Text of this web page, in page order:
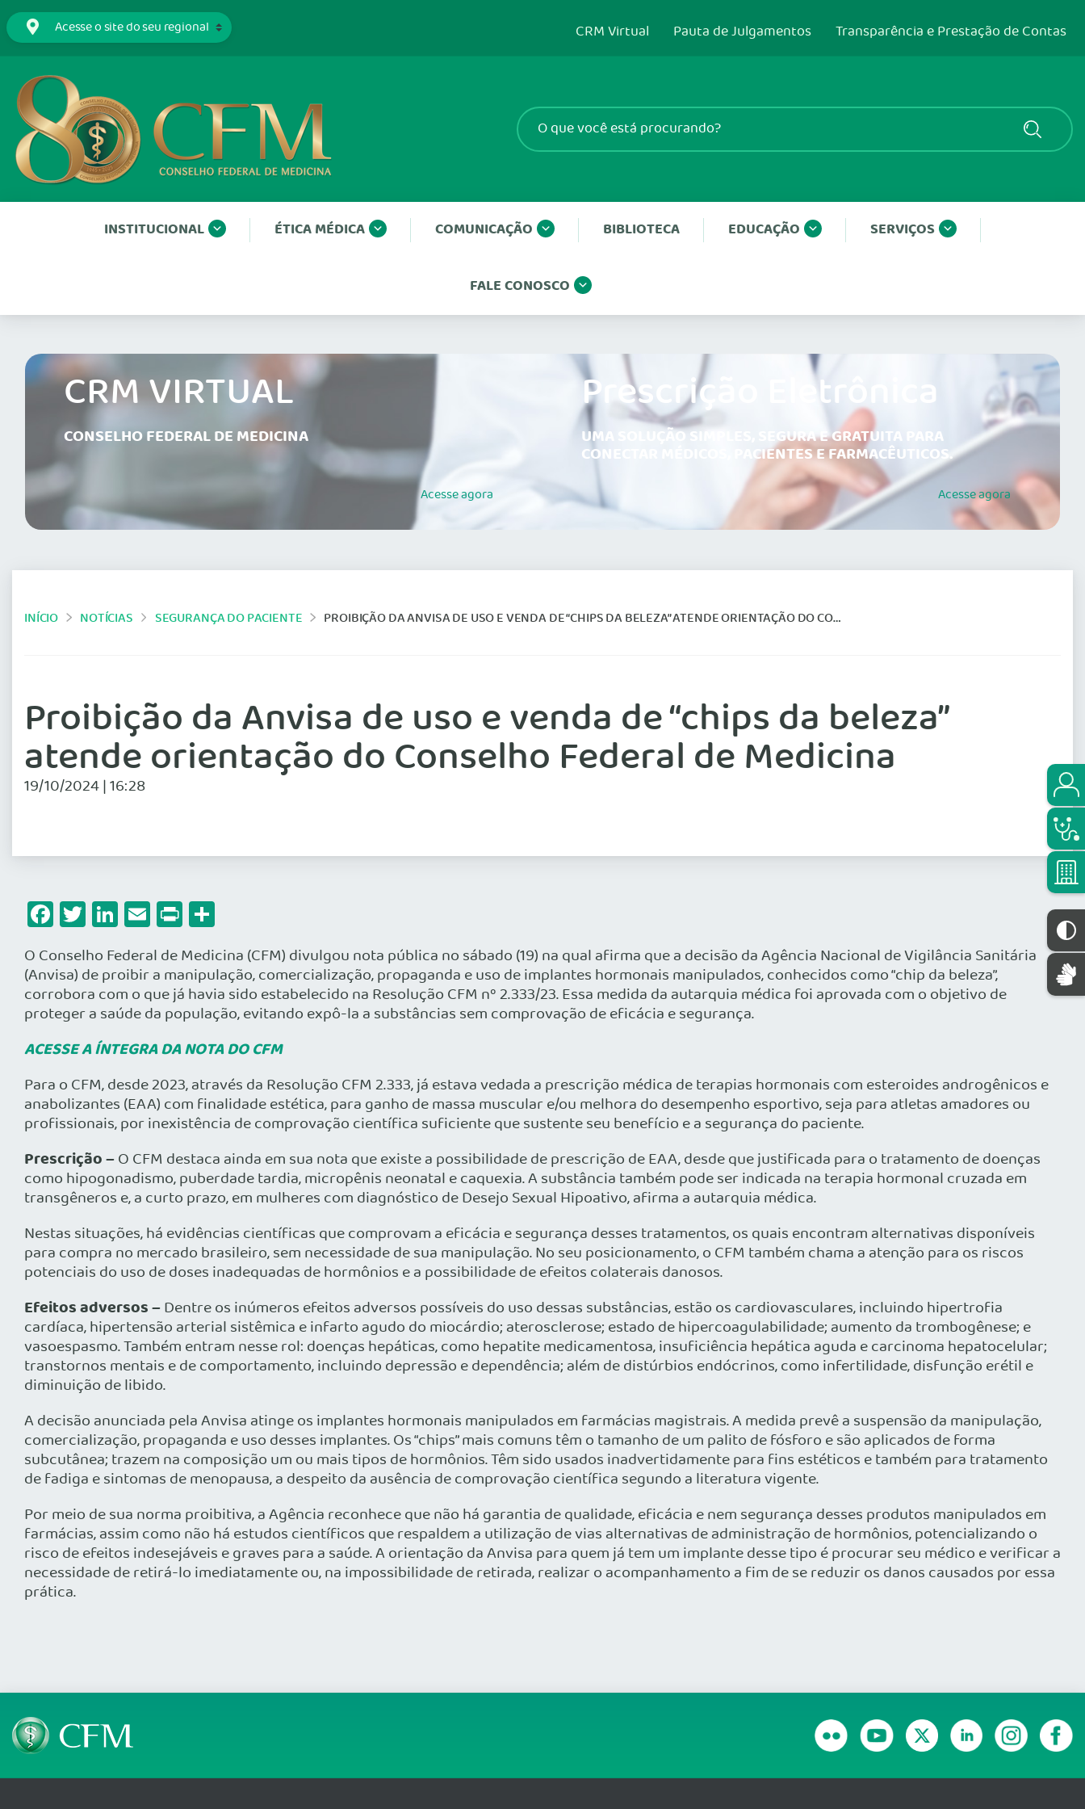
CRM Virtual Pauta de Julgamentos Transparência e Prestação de Contas
INSTITUCIONAL ÉTICA MÉDICA COMUNICAÇÃO BIBLIOTECA EDUCAÇÃO SERVIÇOS
FALE CONOSCO
CRM VIRTUAL
CONSELHO FEDERAL DE MEDICINA
Acesseagora
Prescrição Eletrônica
UMA SOLUÇÃO SIMPLES, SEGURA E GRATUITA PARA
CONECTAR MÉDICOS, PACIENTES E FARMACÊUTICOS.
Acesseagora
INÍCIO NOTÍCIAS SEGURANÇA DO PACIENTE PROIBIÇÃO DA ANVISA DE USO E VENDA DE “CHIPS DA BELEZA” ATENDE ORIENTAÇÃO DO CONSELHO FEDERAL DE MEDICINA
Proibição da Anvisa de uso e venda de “chips da beleza”
atende orientação do Conselho Federal de Medicina
19/10/2024 | 16:28
Facebook
Twitter
LinkedIn
Email
Print
O Conselho Federal de Medicina (CFM) divulgou nota pública no sábado (19) na qual afirma que a decisão da Agência Nacional de Vigilância Sanitária
(Anvisa) de proibir a manipulação, comercialização, propaganda e uso de implantes hormonais manipulados, conhecidos como “chip da beleza”,
corrobora com o que já havia sido estabelecido na Resolução CFM nº 2.333/23. Essa medida da autarquia médica foi aprovada com o objetivo de
proteger a saúde da população, evitando expô-la a substâncias sem comprovação de eficácia e segurança.
ACESSE A ÍNTEGRA DA NOTA DO CFM
Para o CFM, desde 2023, através da Resolução CFM 2.333, já estava vedada a prescrição médica de terapias hormonais com esteroides androgênicos e
anabolizantes (EAA) com finalidade estética, para ganho de massa muscular e/ou melhora do desempenho esportivo, seja para atletas amadores ou
profissionais, por inexistência de comprovação científica suficiente que sustente seu benefício e a segurança do paciente.
Prescrição –O CFM destaca ainda em sua nota que existe a possibilidade de prescrição de EAA, desde que justificada para o tratamento de doenças
como hipogonadismo, puberdade tardia, micropênis neonatal e caquexia. A substância também pode ser indicada na terapia hormonal cruzada em
transgêneros e, a curto prazo, em mulheres com diagnóstico de Desejo Sexual Hipoativo, afirma a autarquia médica.
Nestas situações, há evidências científicas que comprovam a eficácia e segurança desses tratamentos, os quais encontram alternativas disponíveis
para compra no mercado brasileiro, sem necessidade de sua manipulação. No seu posicionamento, o CFM também chama a atenção para os riscos
potenciais do uso de doses inadequadas de hormônios e a possibilidade de efeitos colaterais danosos.
Efeitos adversos –Dentre os inúmeros efeitos adversos possíveis do uso dessas substâncias, estão os cardiovasculares, incluindo hipertrofia
cardíaca, hipertensão arterial sistêmica e infarto agudo do miocárdio; aterosclerose; estado de hipercoagulabilidade; aumento da trombogênese; e
vasoespasmo. Também entram nesse rol: doenças hepáticas, como hepatite medicamentosa, insuficiência hepática aguda e carcinoma hepatocelular;
transtornos mentais e de comportamento, incluindo depressão e dependência; além de distúrbios endócrinos, como infertilidade, disfunção erétil e
diminuição de libido.
A decisão anunciada pela Anvisa atinge os implantes hormonais manipulados em farmácias magistrais. A medida prevê a suspensão da manipulação,
comercialização, propaganda e uso desses implantes. Os “chips” mais comuns têm o tamanho de um palito de fósforo e são aplicados de forma
subcutânea; trazem na composição um ou mais tipos de hormônios. Têm sido usados inadvertidamente para fins estéticos e também para tratamento
de fadiga e sintomas de menopausa, a despeito da ausência de comprovação científica segundo a literatura vigente.
Por meio de sua norma proibitiva, a Agência reconhece que não há garantia de qualidade, eficácia e nem segurança desses produtos manipulados em
farmácias, assim como não há estudos científicos que respaldem a utilização de vias alternativas de administração de hormônios, potencializando o
risco de efeitos indesejáveis e graves para a saúde. A orientação da Anvisa para quem já tem um implante desse tipo é procurar seu médico e verificar a
necessidade de retirá-lo imediatamente ou, na impossibilidade de retirada, realizar o acompanhamento a fim de se reduzir os danos causados por essa
prática.